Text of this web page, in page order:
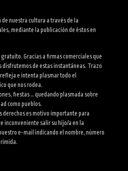
nuestra cultura a través de la
mediante la publicación de éstos en
Gracias a firmas comerciales que
disfrutemos de estas instantáneas. Trazo
e intenta plasmar todo el
que nos rodea.
fiestas … quedando plasmada sobre
como pueblos.
derechos es motivo importante para
inconveniente salir su hijo/a en la
e-mail indicando el nombre, número